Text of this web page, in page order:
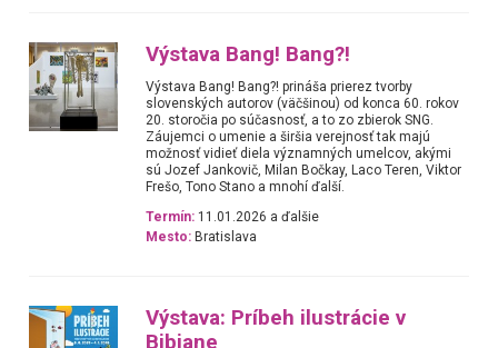
Výstava Bang! Bang?!
Výstava Bang! Bang?! prináša prierez tvorby
slovenských autorov (väčšinou) od konca 60. rokov
20. storočia po súčasnosť, a to zo zbierok SNG.
Záujemci o umenie a širšia verejnosť tak majú
možnosť vidieť diela významných umelcov, akými
sú Jozef Jankovič, Milan Bočkay, Laco Teren, Viktor
Frešo, Tono Stano a mnohí ďalší.
Termín: 11.01.2026 a ďalšie
Mesto: Bratislava
Výstava: Príbeh ilustrácie v
Bibiane